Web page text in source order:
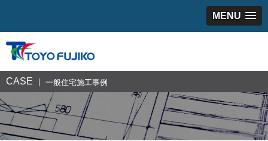
MENU
CASE 一般住宅施工事例